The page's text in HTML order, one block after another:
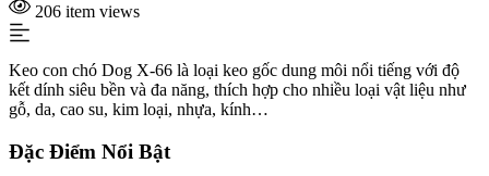
206 item views
Keo con chó Dog X-66 là loại keo gốc dung môi nổi tiếng với độ
kết dính siêu bền và đa năng, thích hợp cho nhiều loại vật liệu như
gỗ, da, cao su, kim loại, nhựa, kính…
Đặc Điểm Nổi Bật